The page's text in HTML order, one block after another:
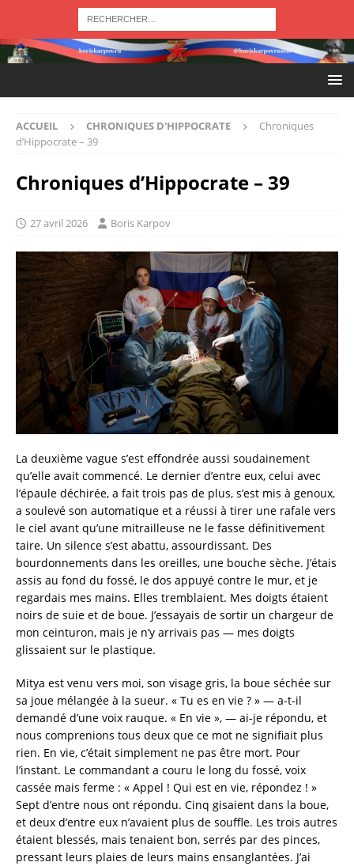
ACCUEIL CHRONIQUES D'HIPPOCRATE
Chroniques
d’Hippocrate – 39
Chroniques d’Hippocrate – 39
27 avril 2026 Boris Karpov
La deuxième vague s’est effondrée aussi soudainement
qu’elle avait commencé. Le dernier d’entre eux, celui avec
l’épaule déchirée, a fait trois pas de plus, s’est mis à genoux,
a soulevé son automatique et a réussi à tirer une rafale vers
le ciel avant qu’une mitrailleuse ne le fasse définitivement
taire. Un silence s’est abattu, assourdissant. Des
bourdonnements dans les oreilles, une bouche sèche. J’étais
assis au fond du fossé, le dos appuyé contre le mur, et je
regardais mes mains. Elles tremblaient. Mes doigts étaient
noirs de suie et de boue. J’essayais de sortir un chargeur de
mon ceinturon, mais je n’y arrivais pas — mes doigts
glissaient sur le plastique.
Mitya est venu vers moi, son visage gris, la boue séchée sur
sa joue mélangée à la sueur. « Tu es en vie ? » — a-t-il
demandé d’une voix rauque. « En vie », — ai-je répondu, et
nous comprenions tous deux que ce mot ne signifiait plus
rien. En vie, c’était simplement ne pas être mort. Pour
l’instant. Le commandant a couru le long du fossé, voix
cassée mais ferme : « Appel ! Qui est en vie, répondez ! »
Sept d’entre nous ont répondu. Cinq gisaient dans la boue,
et deux d’entre eux n’avaient plus de souffle. Les trois autres
étaient blessés, mais tenaient bon, serrés par des pinces,
pressant leurs plaies de leurs mains ensanglantées. J’ai